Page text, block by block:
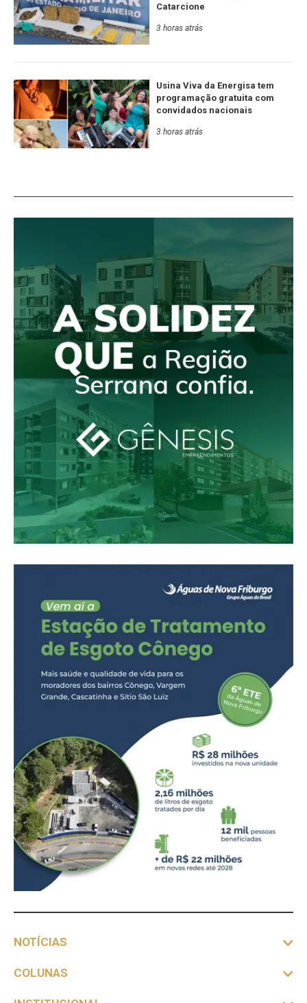
Catarcione
3 horas atrás
Usina Viva da Energisa tem
programação gratuita com
convidados nacionais
3 horas atrás
NOTÍCIAS
COLUNAS